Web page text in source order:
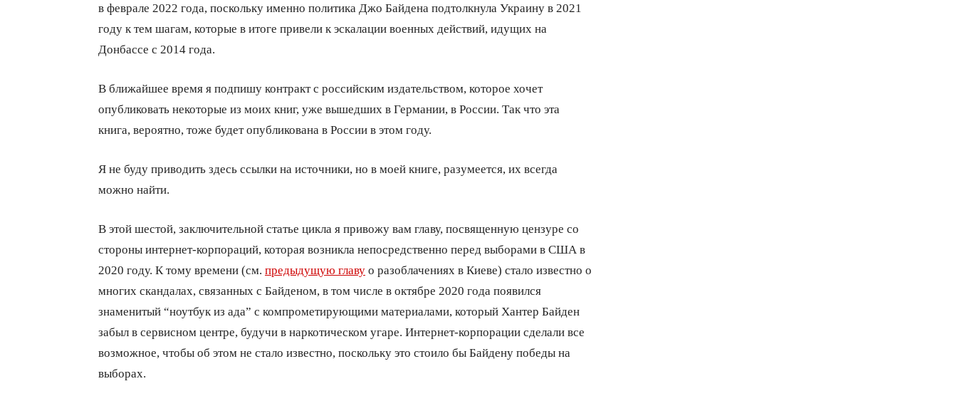
в феврале 2022 года, поскольку именно политика Джо Байдена подтолкнула Украину в 2021
году к тем шагам, которые в итоге привели к эскалации военных действий, идущих на
Донбассе с 2014 года.
В ближайшее время я подпишу контракт с российским издательством, которое хочет
опубликовать некоторые из моих книг, уже вышедших в Германии, в России. Так что эта
книга, вероятно, тоже будет опубликована в России в этом году.
Я не буду приводить здесь ссылки на источники, но в моей книге, разумеется, их всегда
можно найти.
В этой шестой, заключительной статье цикла я привожу вам главу, посвященную цензуре со
стороны интернет-корпораций, которая возникла непосредственно перед выборами в США в
2020 году. К тому времени (см. предыдущую главу о разоблачениях в Киеве) стало известно о
многих скандалах, связанных с Байденом, в том числе в октябре 2020 года появился
знаменитый “ноутбук из ада” с компрометирующими материалами, который Хантер Байден
забыл в сервисном центре, будучи в наркотическом угаре. Интернет-корпорации сделали все
возможное, чтобы об этом не стало известно, поскольку это стоило бы Байдену победы на
выборах.